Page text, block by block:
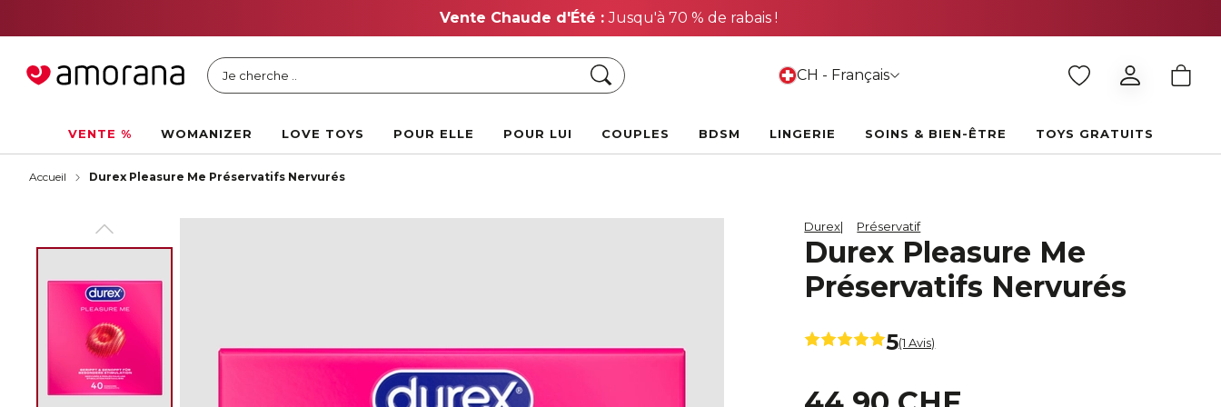
Vente Chaude d'Été :Jusqu'à 70 % de rabais !
Je cherche .. Chercher CH - Français
VENTE % WOMANIZER LOVE TOYS POUR ELLE POUR LUI COUPLES BDSM LINGERIE SOINS & BIEN-ÊTRE TOYS GRATUITS
Accueil Durex Pleasure Me Préservatifs Nervurés
Durex Préservatif
Durex Pleasure Me
Préservatifs Nervurés
5(1 Avis)